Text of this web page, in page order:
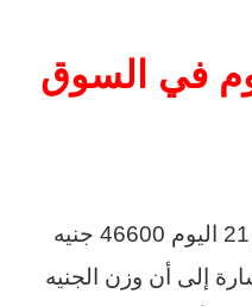
في السوق
سُجل سعر جنيه الذهب عيار 21 اليوم 46600 جنيه
إلى أن وزن الجنيه